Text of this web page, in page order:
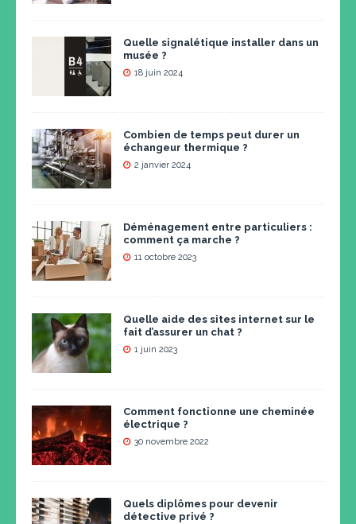
Quelle signalétique installer dans un
musée ?
18 juin 2024
Combien de temps peut durer un
échangeur thermique ?
2 janvier 2024
Déménagement entre particuliers :
comment ça marche ?
11 octobre 2023
Quelle aide des sites internet sur le
fait d’assurer un chat ?
1 juin 2023
Comment fonctionne une cheminée
électrique ?
30 novembre 2022
Quels diplômes pour devenir
détective privé ?